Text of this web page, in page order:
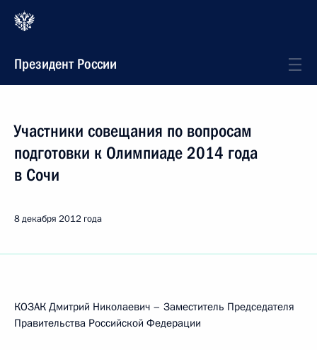
Президент России
Участники совещания по вопросам
подготовки к Олимпиаде 2014 года
в Сочи
8 декабря 2012 года
КОЗАК Дмитрий Николаевич – Заместитель Председателя
Правительства Российской Федерации